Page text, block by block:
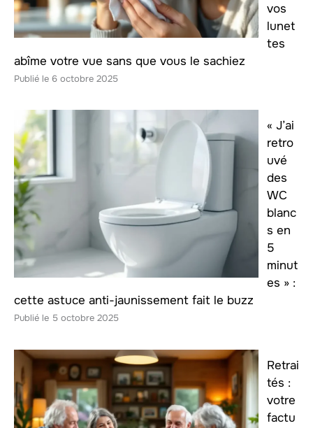
vos
lunet
tes
abîme votre vue sans que vous le sachiez
6 octobre 2025
« J’ai
retro
uvé
des
WC
blanc
s en
5
minut
es » :
cette astuce anti-jaunissement fait le buzz
5 octobre 2025
Retrai
tés :
votre
factu